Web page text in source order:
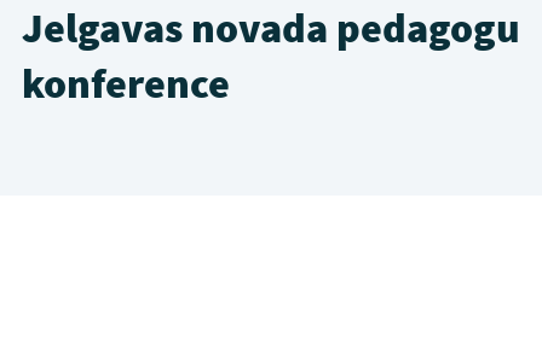
Jelgavas novada pedagogu
konference